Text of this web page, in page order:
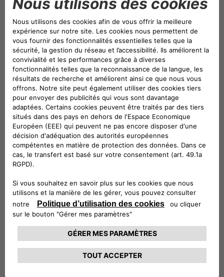
La plateforme sera initialement
disponibleaux revendeurs et
aux professionnels du secteur,
avant d’être étendue aux
particuliers.
Accessible sur le sitefuture.drivalia.com, la plateforme
est simple et intuitive : après s’être inscrit, il suffit de
sélectionner l’enchère à laquelle on veut participer et de
tenter de s’adjuger le véhicule au meilleur prix. Chaque
modèle sera pourvu de photos et d’une expertise
(effectuée par du personnel certifié), afin de pouvoir
Avec Future, il sera possible d’acheter les voitures à
l’unité ou en lot. Le dashboard du site permettra de
suivre les enchères en direct, mais aussi d’accéder à des
fiches détaillées comprenant toutes les informations sur
les voitures choisies.
Prochainement, les premiersFuture Storesseront